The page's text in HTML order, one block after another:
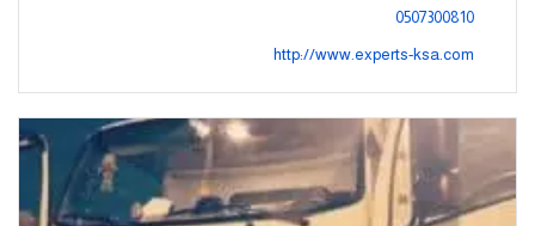
0507300810
http://www.experts-ksa.com